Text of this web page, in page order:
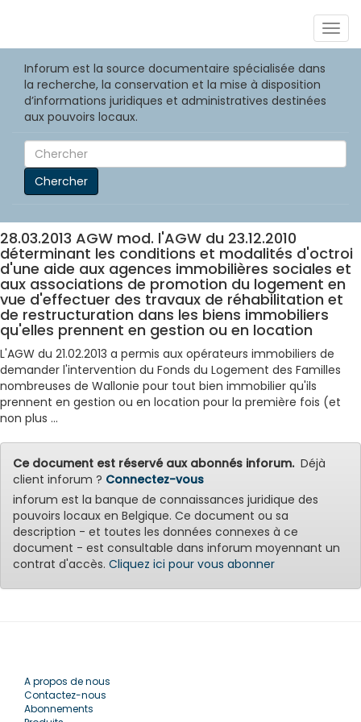
Inforum est la source documentaire spécialisée dans
la recherche, la conservation et la mise à disposition
d’informations juridiques et administratives destinées
aux pouvoirs locaux.
Chercher
28.03.2013 AGW mod. l'AGW du 23.12.2010
déterminant les conditions et modalités d'octroi
d'une aide aux agences immobilières sociales et
aux associations de promotion du logement en
vue d'effectuer des travaux de réhabilitation et
de restructuration dans les biens immobiliers
qu'elles prennent en gestion ou en location
L'AGW du 21.02.2013 a permis aux opérateurs immobiliers de
demander l'intervention du Fonds du Logement des Familles
nombreuses de Wallonie pour tout bien immobilier qu'ils
prennent en gestion ou en location pour la première fois (et
non plus ...
Ce document est réservé aux abonnés inforum.Déjà
client inforum ? Connectez-vous
inforum est la banque de connaissances juridique des
pouvoirs locaux en Belgique. Ce document ou sa
description - et toutes les données connexes à ce
document - est consultable dans inforum moyennant un
contrat d'accès. Cliquez ici pour vous abonner
A propos de nous
Contactez-nous
Abonnements